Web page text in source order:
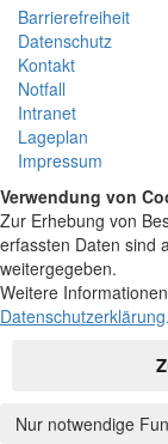
Barrierefreiheit
Datenschutz
Kontakt
Notfall
Intranet
Lageplan
Impressum
Verwendung von
Zur Erhebung von
erfassten Daten sind
weitergegeben.
Weitere
Datenschutzerklärung.
Nur notwendige